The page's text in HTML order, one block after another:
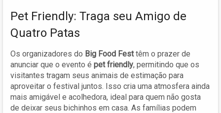
Pet Friendly: Traga seu Amigo de
Quatro Patas
Os organizadores do Big Food Festtêm o prazer de
anunciar que o evento é pet friendly, permitindo que os
visitantes tragam seus animais de estimação para
aproveitar o festival juntos. Isso cria uma atmosfera ainda
mais amigável e acolhedora, ideal para quem não gosta
de deixar seus bichinhos em casa. As famílias podem